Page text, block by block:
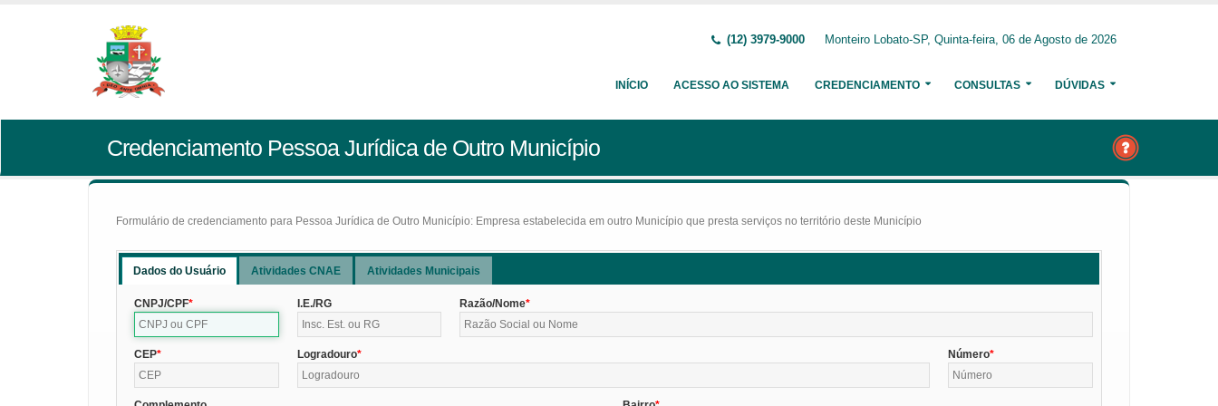
(12) 3979-9000 Monteiro Lobato-SP, Quinta-feira, 06 de Agosto de 2026
INÍCIO ACESSO AO SISTEMA CREDENCIAMENTO CONSULTAS DÚVIDAS
Credenciamento Pessoa Jurídica de Outro Município
Formulário de credenciamento para Pessoa Jurídica de Outro Município: Empresa estabelecida em outro Município que presta serviços no território deste Município
Dados do Usuário Atividades CNAE Atividades Municipais
CNPJ/CPF I.E./RG Razão/Nome
CEP Logradouro Número